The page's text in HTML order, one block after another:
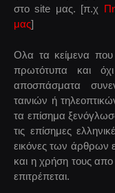
στο site μας. [π.χ
μας]
Ολα τα κείμενα που
πρωτότυπα και
αποσπάσματα
ταινιών ή
τα επίσημα
τις επίσημες
εικόνες των άρθρων
και η χρήση τους
επιτρέπεται.